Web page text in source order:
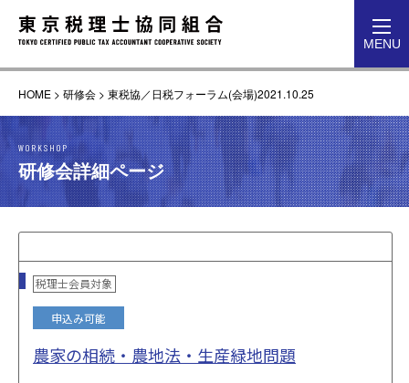
MENU
HOME > 研修会 > 東税協／日税フォーラム(会場)2021.10.25
WORKSHOP
研修会詳細ページ
税理士会員対象
申込み可能
農家の相続・農地法・生産緑地問題